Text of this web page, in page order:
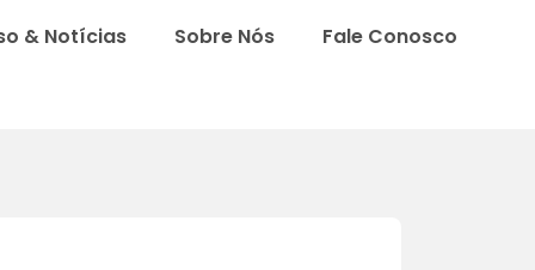
& Notícias Sobre Nós Fale Conosco